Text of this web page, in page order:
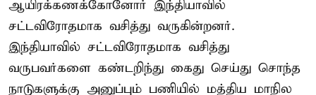
ஆயிரக்கணக்கோனோர் இந்தியாவில்
சட்டவிரோதமாக வசித்து வருகின்றனர்.
இந்தியாவில் சட்டவிரோதமாக வசித்து
வருபவர்களை கண்டறிந்து கைது செய்து சொந்த
நாடுகளுக்கு அனுப்பும் பணியில் மத்திய மாநில